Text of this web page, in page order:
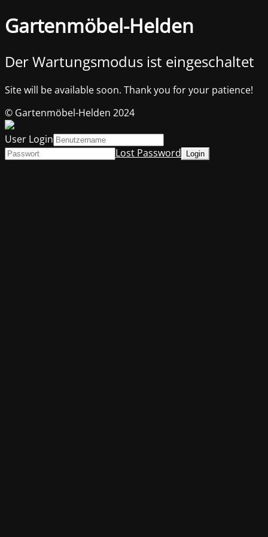
Gartenmöbel-Helden
Der Wartungsmodus ist eingeschaltet
Site will be available soon. Thank you for your patience!
© Gartenmöbel-Helden 2024
User Login
Lost Password